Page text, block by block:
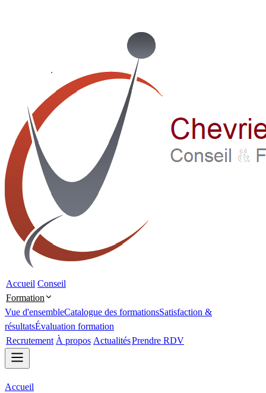
Accueil Conseil
Formation
Vue d'ensembleCatalogue des formationsSatisfaction &
résultatsÉvaluation formation
Recrutement À propos ActualitésPrendre RDV
Accueil